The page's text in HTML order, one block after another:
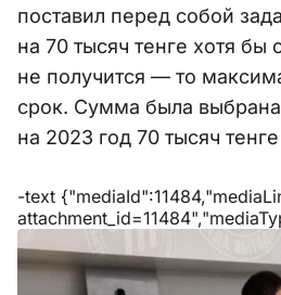
поставил перед собой
на 70 тысяч тенге хотя бы
не получится — то
срок. Сумма была
на 2023 год 70 тысяч
-text